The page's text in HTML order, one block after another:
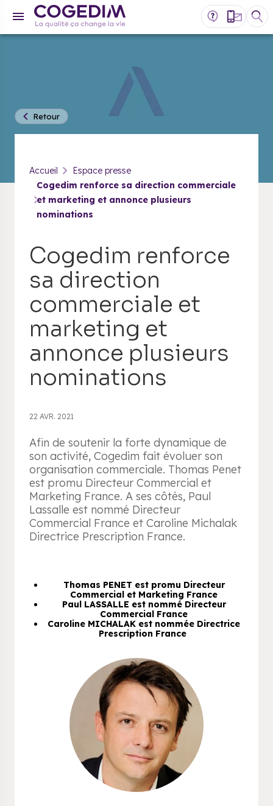
Accueil
Espace presse
Cogedim renforce sa direction commerciale
et marketing et annonce plusieurs
nominations
Retour
Cogedim renforce
sa direction
commerciale et
marketing et
annonce plusieurs
nominations
22 AVR. 2021
Afin de soutenir la forte dynamique de
son activité, Cogedim fait évoluer son
organisation commerciale. Thomas Penet
est promu Directeur Commercial et
Marketing France. A ses côtés, Paul
Lassalle est nommé Directeur
Commercial France et Caroline Michalak
Directrice Prescription France.
Thomas PENET est promu Directeur
Commercial et Marketing France
Paul LASSALLE est nommé Directeur
Commercial France
Caroline MICHALAK est nommée Directrice
Prescription France